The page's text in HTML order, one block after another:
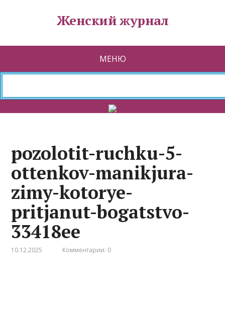
Женский журнал
МЕНЮ
pozolotit-ruchku-5-
ottenkov-manikjura-
zimy-kotorye-
pritjanut-bogatstvo-
33418ee
10.12.2025 Комментарии: 0